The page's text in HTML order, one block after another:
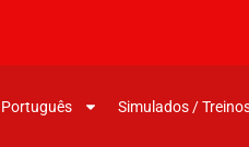
Português Simulados /